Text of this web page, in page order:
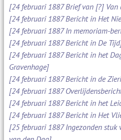
[24 februari 1887 Brief van [?]
[24 februari 1887 Bericht in Het
[24 februari 1887 In memoriam-
[24 februari 1887 Bericht in De
[24 februari 1887 Bericht in het
Gravenhage]
[24 februari 1887 Bericht in de
[24 februari 1887
[24 februari 1887 Bericht in het
[24 februari 1887 Bericht in Het
[25 februari 1887 Ingezonden stuk